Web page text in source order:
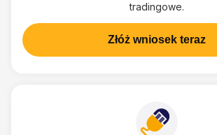
tradingowe.
Złóż wniosek teraz